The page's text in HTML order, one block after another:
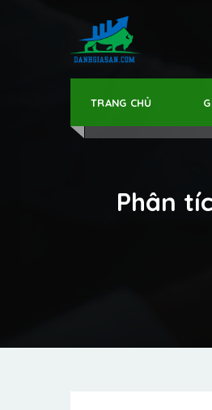
TRANG CHỦ
Phân